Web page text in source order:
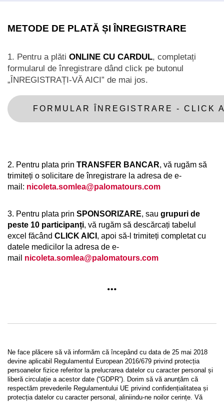
METODE DE PLATĂ ȘI ÎNREGISTRARE
1. Pentru a plăti ONLINE CU CARDUL, completați
formularul de înregistrare dând click pe butonul
„ÎNREGISTRAȚI-VĂ AICI” de mai jos.
FORMULAR ÎNREGISTRARE - CLICK
2. Pentru plata prin TRANSFER BANCAR, vă rugăm să
trimiteți o solicitare de înregistrare la adresa de e-
mail: nicoleta.somlea@palomatours.com
3. Pentru plata prin SPONSORIZARE, sau grupuri de
peste 10 participanți, vă rugăm să descărcați tabelul
excel făcând CLICK AICI , apoi să-l trimiteți completat cu
datele medicilor la adresa de e-
mail nicoleta.somlea@palomatours.com
Ne face plăcere să vă informăm că începând cu data de 25 mai 2018
devine aplicabil Regulamentul European 2016/679 privind protecția
persoanelor fizice referitor la prelucrarea datelor cu caracter personal și
liberă circulație a acestor date (“GDPR”). Dorim să vă anunțăm că
respectăm prevederile Regulamentului UE privind confidențialitatea și
protecția datelor cu caracter personal, aliniindu-ne noilor cerințe. Vă